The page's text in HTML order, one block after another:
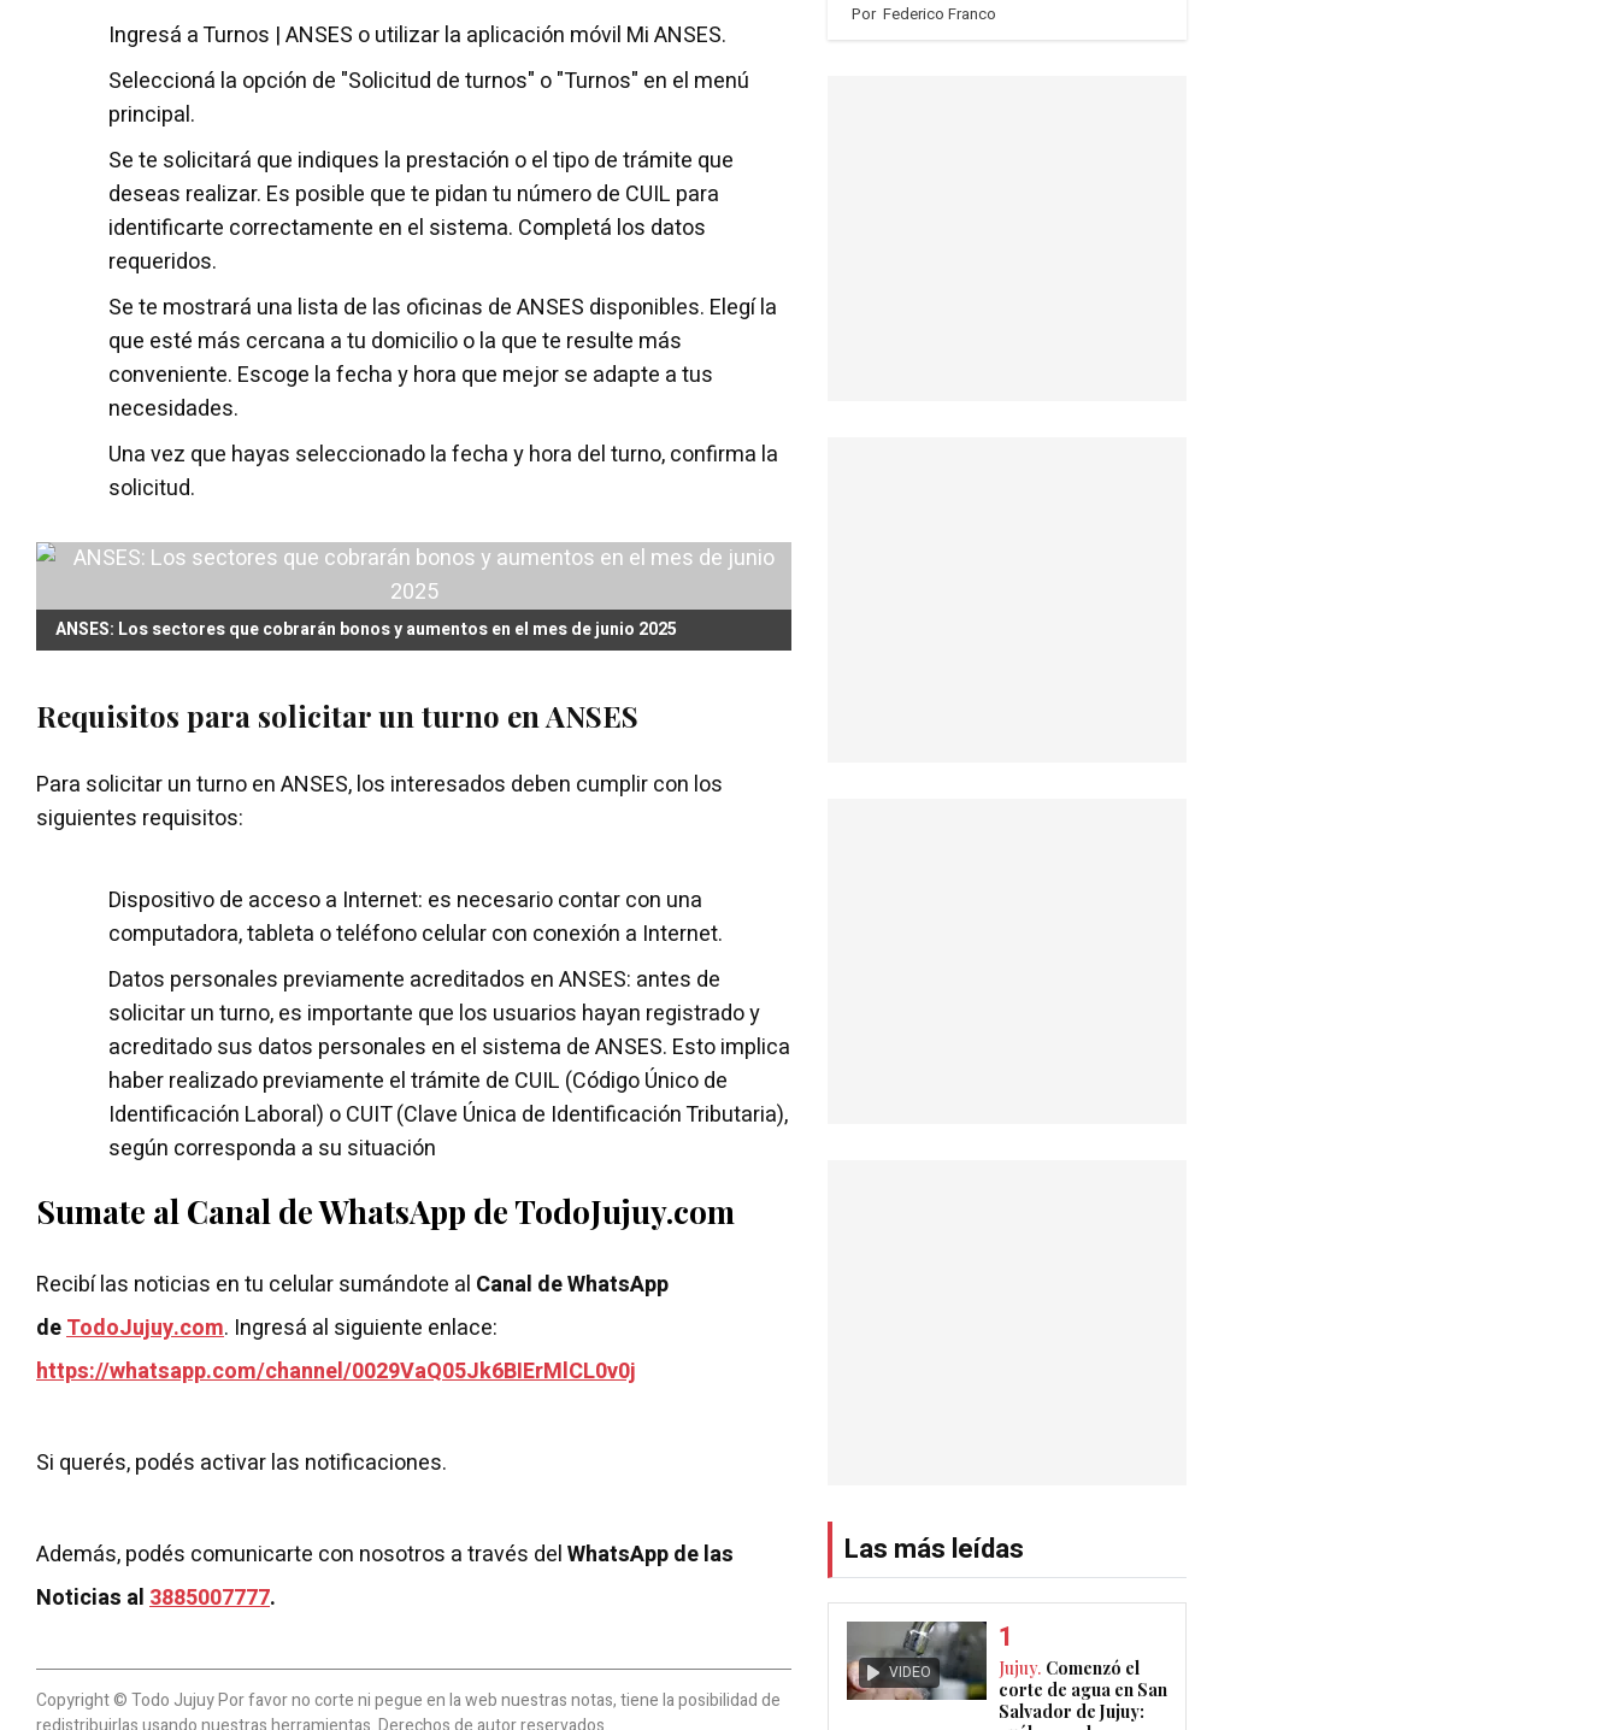
Ingresá a Turnos | ANSES o utilizar la aplicación móvil Mi ANSES.
Seleccioná la opción de "Solicitud de turnos" o "Turnos" en el menú
principal.
Se te solicitará que indiques la prestación o el tipo de trámite que
deseas realizar. Es posible que te pidan tu número de CUIL para
identificarte correctamente en el sistema. Completá los datos
requeridos.
Se te mostrará una lista de las oficinas de ANSES disponibles. Elegí la
que esté más cercana a tu domicilio o la que te resulte más
conveniente. Escoge la fecha y hora que mejor se adapte a tus
necesidades.
Una vez que hayas seleccionado la fecha y hora del turno, confirma la
solicitud.
ANSES: Los sectores que cobrarán bonos y aumentos en el mes de junio 2025
Requisitos para solicitar un turno en ANSES
Para solicitar un turno en ANSES, los interesados deben cumplir con los
siguientes requisitos:
Dispositivo de acceso a Internet: es necesario contar con una
computadora, tableta o teléfono celular con conexión a Internet.
Datos personales previamente acreditados en ANSES: antes de
solicitar un turno, es importante que los usuarios hayan registrado y
acreditado sus datos personales en el sistema de ANSES. Esto implica
haber realizado previamente el trámite de CUIL (Código Único de
Identificación Laboral) o CUIT (Clave Única de Identificación Tributaria),
según corresponda a su situación
Sumate al Canal de WhatsApp de TodoJujuy.com
Recibí las noticias en tu celular sumándote al Canal de WhatsApp
deTodoJujuy.com. Ingresá al siguiente enlace:
https://whatsapp.com/channel/0029VaQ05Jk6BIErMlCL0v0j
Si querés, podés activar las notificaciones.
Además, podés comunicarte con nosotros a través delWhatsApp de las
Noticias al3885007777.
Copyright © Todo Jujuy Por favor no corte ni pegue en la web nuestras notas, tiene la posibilidad de
Por Federico Franco
Las más leídas
VIDEO Jujuy. Comenzó el
corte de agua en San
Salvador de Jujuy: